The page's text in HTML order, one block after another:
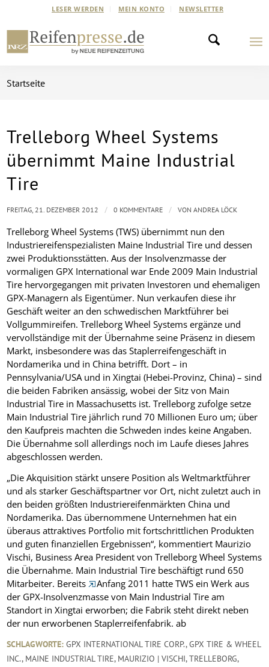
LESER WERDEN MEIN KONTO NEWSLETTER
Startseite
Trelleborg Wheel Systems
übernimmt Maine Industrial
Tire
Trelleborg Wheel Systems (TWS) übernimmt nun den
Industriereifenspezialisten Maine Industrial Tire und dessen
zwei Produktionsstätten. Aus der Insolvenzmasse der
vormaligen GPX International war Ende 2009 Main Industrial
Tire hervorgegangen mit privaten Investoren und ehemaligen
GPX-Managern als Eigentümer. Nun verkaufen diese ihr
Geschäft weiter an den schwedischen Marktführer bei
Vollgummireifen. Trelleborg Wheel Systems ergänze und
vervollständige mit der Übernahme seine Präsenz in diesem
Markt, insbesondere was das Staplerreifengeschäft in
Nordamerika und in China betrifft. Dort – in
Pennsylvania/USA und in Xingtai (Hebei-Provinz, China) – sind
die beiden Fabriken ansässig, wobei der Sitz von Main
Industrial Tire in Massachusetts ist. Trelleborg zufolge setze
Main Industrial Tire jährlich rund 70 Millionen Euro um; über
den Kaufpreis machten die Schweden indes keine Angaben.
Die Übernahme soll allerdings noch im Laufe dieses Jahres
abgeschlossen werden.
„Die Akquisition stärkt unsere Position als Weltmarktführer
und als starker Geschäftspartner vor Ort, nicht zuletzt auch in
den beiden größten Industriereifenmärkten China und
Nordamerika. Das übernommene Unternehmen hat ein
überaus attraktives Portfolio mit fortschrittlichen Produkten
und guten finanziellen Ergebnissen“, kommentiert Maurizio
Vischi, Business Area President von Trelleborg Wheel Systems
die Übernahme. Main Industrial Tire beschäftigt rund 650
Mitarbeiter. Bereits
Anfang 2011 hatte TWS ein Werk aus
der GPX-Insolvenzmasse von Main Industrial Tire am
Standort in Xingtai erworben; die Fabrik steht direkt neben
der nun erworbenen Staplerreifenfabrik.ab
FREITAG, 21. DEZEMBER 2012 / 0 KOMMENTARE / VONANDREA LÖCK
SCHLAGWORTE: GPX INTERNATIONAL TIRE CORP.,GPX TIRE & WHEEL
INC., MAINE INDUSTRIAL TIRE, MAURIZIO | VISCHI,TRELLEBORG,